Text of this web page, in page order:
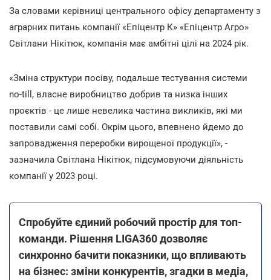
За словами керівниці центрального офісу департаменту з
аграрних питань компанії «Епіцентр К» «Епіцентр Агро»
Світлани Нікітюк, компанія має амбітні цілі на 2024 рік.
«Зміна структури посіву, подальше тестування системи
no-till, власне виробництво добрив та низка інших
проєктів - це лише невелика частина викликів, які ми
поставили самі собі. Окрім цього, впевнено йдемо до
запровадження переробки вирощеної продукції», -
зазначила Світлана Нікітюк, підсумовуючи діяльність
компанії у 2023 році.
Спробуйте єдиний робочий простір для топ-
команди. Рішення LIGA360 дозволяє
синхронно бачити показники, що впливають
на бізнес: зміни конкурентів, згадки в медіа,